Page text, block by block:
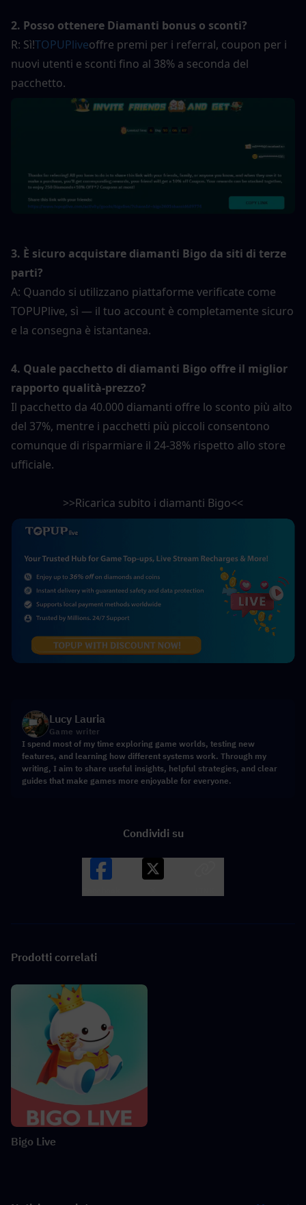
2. Posso ottenere Diamanti bonus o sconti?
R: Sì!TOPUPliveoffre premi per i referral, coupon per i
nuovi utenti e sconti fino al 38% a seconda del
pacchetto.
3. È sicuro acquistare diamanti Bigo da siti di terze
parti?
A: Quando si utilizzano piattaforme verificate come
TOPUPlive, sì — il tuo account è completamente sicuro
e la consegna è istantanea.
4. Quale pacchetto di diamanti Bigo offre il miglior
rapporto qualità-prezzo?
Il pacchetto da 40.000 diamanti offre lo sconto più alto
del 37%, mentre i pacchetti più piccoli consentono
comunque di risparmiare il 24-38% rispetto allo store
ufficiale.
>>Ricarica subito i diamanti Bigo<<
Lucy Lauria
Game writer
I spend most of my time exploring game worlds, testing new
features, and learning how different systems work. Through my
writing, I aim to share useful insights, helpful strategies, and clear
guides that make games more enjoyable for everyone.
Condividi su
Prodotti correlati
Bigo Live